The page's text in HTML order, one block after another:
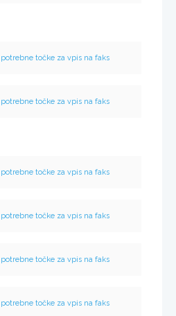
potrebne točke za vpis na faks
potrebne točke za vpis na faks
potrebne točke za vpis na faks
potrebne točke za vpis na faks
potrebne točke za vpis na faks
potrebne točke za vpis na faks